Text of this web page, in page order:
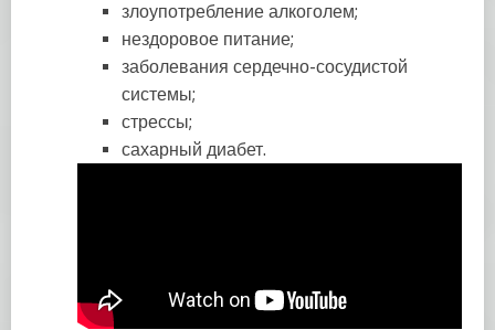
злоупотребление алкоголем;
нездоровое питание;
заболевания сердечно-сосудистой
системы;
стрессы;
сахарный диабет.